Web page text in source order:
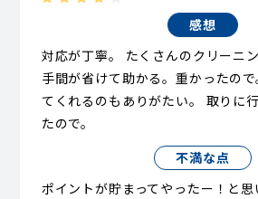
感想
対応が丁寧。 たくさんのクリーニ
手間が省けて助かる。重かったの
てくれるのもありがたい。 取りに
たので。
不満な点
ポイントが貯まってやったー！と